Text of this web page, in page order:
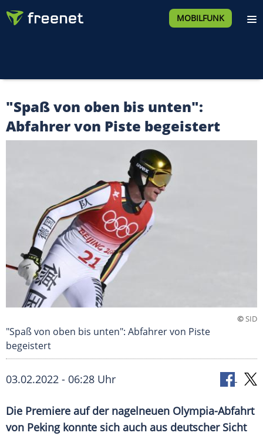
MOBILFUNK
"Spaß von oben bis unten":
Abfahrer von Piste begeistert
©SID
"Spaß von oben bis unten": Abfahrer von Piste
begeistert
03.02.2022 - 06:28 Uhr
Die Premiere auf der nagelneuen Olympia-Abfahrt
von Peking konnte sich auch aus deutscher Sicht